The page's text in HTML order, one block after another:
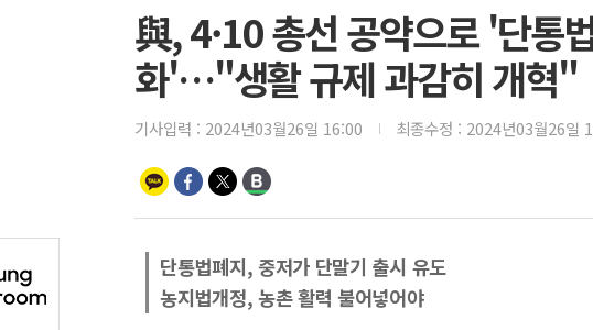
與, 4·10 총선 공약으로 '단통
화'…"생활 규제 과감히 개혁"
기사입력 : 2024년03월26일 16:00 최종수정 : 2024년03월26일
단통법폐지, 중저가 단말기 출시 유도
농지법개정, 농촌 활력 불어넣어야